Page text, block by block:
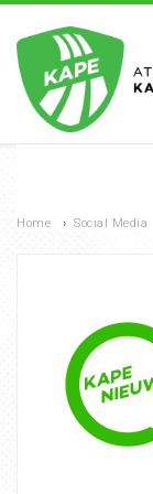
Home › Social Media